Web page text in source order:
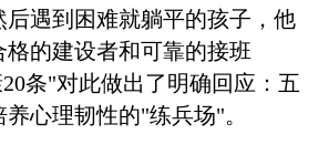
后遇到困难就躺平的孩子，他
格的建设者和可靠的接班
条"对此做出了明确回应：五
心理韧性的"练兵场"。